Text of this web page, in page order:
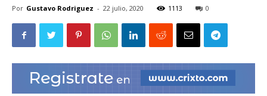
|
Por Gustavo Rodriguez - 22 julio, 2020 1113 0